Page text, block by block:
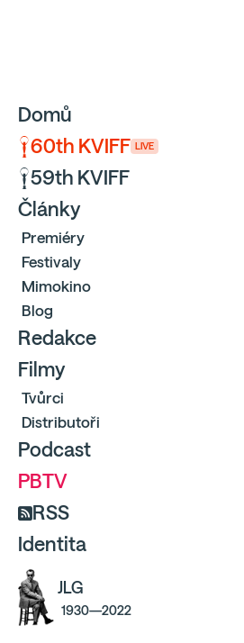
Domů
60th KVIFF LIVE
59th KVIFF
Články
Premiéry
Festivaly
Mimokino
Blog
Redakce
Filmy
Tvůrci
Distributoři
Podcast
PBTV
RSS
Identita
JLG
1930—2022